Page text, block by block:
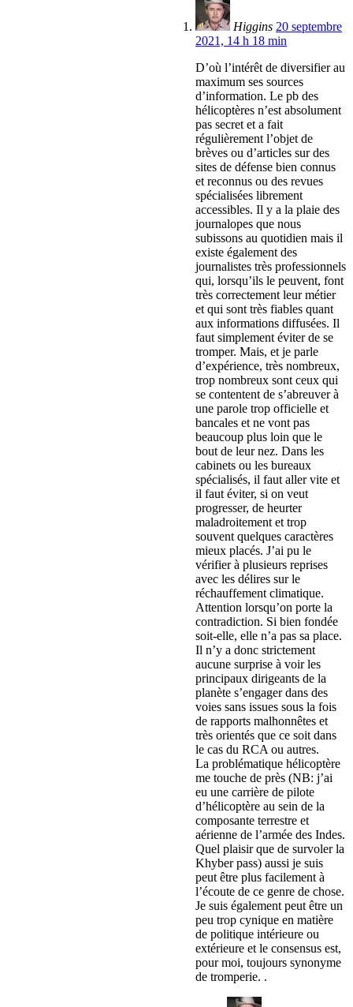
Higgins 20 septembre
2021, 14 h 18 min
D’où l’intérêt de diversifier au
maximum ses sources
d’information. Le pb des
hélicoptères n’est absolument
pas secret et a fait
régulièrement l’objet de
brèves ou d’articles sur des
sites de défense bien connus
et reconnus ou des revues
spécialisées librement
accessibles. Il y a la plaie des
journalopes que nous
subissons au quotidien mais il
existe également des
journalistes très professionnels
qui, lorsqu’ils le peuvent, font
très correctement leur métier
et qui sont très fiables quant
aux informations diffusées. Il
faut simplement éviter de se
tromper. Mais, et je parle
d’expérience, très nombreux,
trop nombreux sont ceux qui
se contentent de s’abreuver à
une parole trop officielle et
bancales et ne vont pas
beaucoup plus loin que le
bout de leur nez. Dans les
cabinets ou les bureaux
spécialisés, il faut aller vite et
il faut éviter, si on veut
progresser, de heurter
maladroitement et trop
souvent quelques caractères
mieux placés. J’ai pu le
vérifier à plusieurs reprises
avec les délires sur le
réchauffement climatique.
Attention lorsqu’on porte la
contradiction. Si bien fondée
soit-elle, elle n’a pas sa place.
Il n’y a donc strictement
aucune surprise à voir les
principaux dirigeants de la
planète s’engager dans des
voies sans issues sous la fois
de rapports malhonnêtes et
très orientés que ce soit dans
le cas du RCA ou autres.
La problématique hélicoptère
me touche de près (NB: j’ai
eu une carrière de pilote
d’hélicoptère au sein de la
composante terrestre et
aérienne de l’armée des Indes.
Quel plaisir que de survoler la
Khyber pass) aussi je suis
peut être plus facilement à
l’écoute de ce genre de chose.
Je suis également peut être un
peu trop cynique en matière
de politique intérieure ou
extérieure et le consensus est,
pour moi, toujours synonyme
de tromperie. .